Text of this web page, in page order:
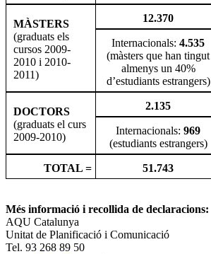
MÀSTERS
(graduats els
cursos 2009-
2010 i 2010-
2011)
12.370
Internacionals: 4.535
(màsters que han tingut
almenys un 40%
d’estudiants estrangers)
DOCTORS
(graduats el curs
2009-2010)
2.135
Internacionals: 969
(estudiants estrangers)
TOTAL = 51.743
Més informació i recollida de declaracions:
AQU Catalunya
Unitat de Planificació i Comunicació
Tel. 93 268 89 50